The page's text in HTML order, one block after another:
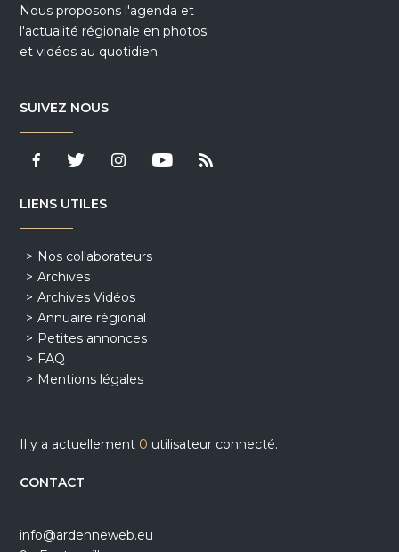
Nous proposons l'agenda et
l'actualité régionale en photos
et vidéos au quotidien.
SUIVEZ NOUS
LIENS UTILES
Nos collaborateurs
Archives
Archives Vidéos
Annuaire régional
Petites annonces
FAQ
Mentions légales
Il y a actuellement 0 utilisateur connecté.
CONTACT
info@ardenneweb.eu